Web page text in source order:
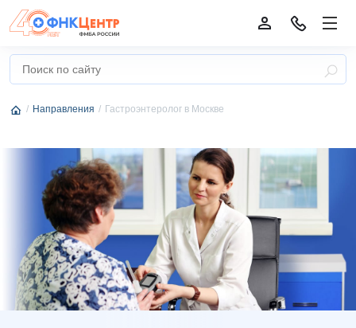
Направления Гастроэнтеролог в Москве